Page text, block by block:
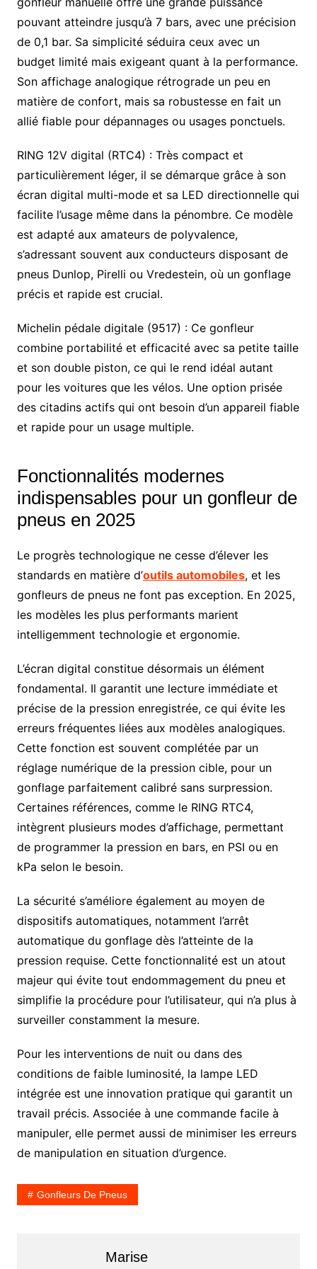
pouvant atteindre jusqu’à 7 bars, avec une précision
de 0,1 bar. Sa simplicité séduira ceux avec un
budget limité mais exigeant quant à la performance.
Son affichage analogique rétrograde un peu en
matière de confort, mais sa robustesse en fait un
allié fiable pour dépannages ou usages ponctuels.
RING 12V digital (RTC4) : Très compact et
particulièrement léger, il se démarque grâce à son
écran digital multi-mode et sa LED directionnelle qui
facilite l’usage même dans la pénombre. Ce modèle
est adapté aux amateurs de polyvalence,
s’adressant souvent aux conducteurs disposant de
pneus Dunlop, Pirelli ou Vredestein, où un gonflage
précis et rapide est crucial.
Michelin pédale digitale (9517) : Ce gonfleur
combine portabilité et efficacité avec sa petite taille
et son double piston, ce qui le rend idéal autant
pour les voitures que les vélos. Une option prisée
des citadins actifs qui ont besoin d’un appareil fiable
et rapide pour un usage multiple.
Fonctionnalités modernes
indispensables pour un gonfleur de
pneus en 2025
Le progrès technologique ne cesse d’élever les
standards en matière d’outils automobiles, et les
gonfleurs de pneus ne font pas exception. En 2025,
les modèles les plus performants marient
intelligemment technologie et ergonomie.
L’écran digital constitue désormais un élément
fondamental. Il garantit une lecture immédiate et
précise de la pression enregistrée, ce qui évite les
erreurs fréquentes liées aux modèles analogiques.
Cette fonction est souvent complétée par un
réglage numérique de la pression cible, pour un
gonflage parfaitement calibré sans surpression.
Certaines références, comme le RING RTC4,
intègrent plusieurs modes d’affichage, permettant
de programmer la pression en bars, en PSI ou en
kPa selon le besoin.
La sécurité s’améliore également au moyen de
dispositifs automatiques, notamment l’arrêt
automatique du gonflage dès l’atteinte de la
pression requise. Cette fonctionnalité est un atout
majeur qui évite tout endommagement du pneu et
simplifie la procédure pour l’utilisateur, qui n’a plus à
surveiller constamment la mesure.
Pour les interventions de nuit ou dans des
conditions de faible luminosité, la lampe LED
intégrée est une innovation pratique qui garantit un
travail précis. Associée à une commande facile à
manipuler, elle permet aussi de minimiser les erreurs
de manipulation en situation d’urgence.
Gonfleurs De Pneus
Marise